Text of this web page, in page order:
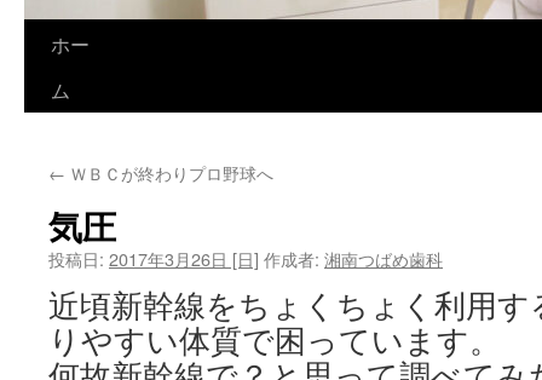
ン
ツ
へ
ス
ホー
ム
← ＷＢＣが終わりプロ野球へ
気圧
投稿日: 2017年3月26日 [日] 作成者: 湘南つばめ歯科
近頃新幹線をちょくちょく利用
りやすい体質で困っています。